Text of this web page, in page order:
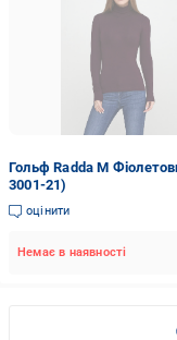
Гольф Radda M
3001-21)
оцінити
Немає в наявності